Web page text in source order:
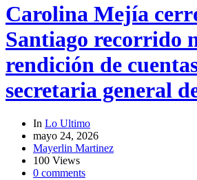
Carolina Mejía
Santiago recorrido
rendición de
secretaria general
In Lo Ultimo
mayo 24, 2026
Mayerlin Martinez
100 Views
0 comments